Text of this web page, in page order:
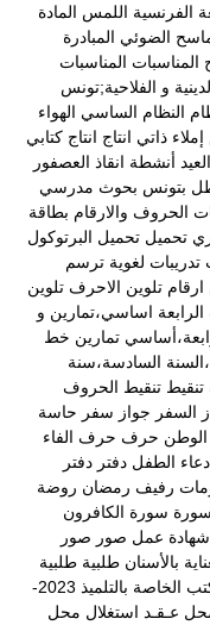
الفرنسية اللمس المادة
الضوئي المبادرة
المناسبات المناسبات
و الفلاحية;تونس
النظام الساسي الهواء
إملاء ذاتي انتاج انتاج كتابي
أنشطة انقاذ العصفور
بتونس بحوث مدرسي
الحروف والارقام بطاقة
تحميل تحميل البرتوكول
تدريبات لغوية ترسم
ارقام تلوين الاحرف تلوين
اساسي،تمارين و
تمارين خط
السادسة،سنة
تنقيط تنقيط الحروف
السفر جواز سفر حاسة
حرف حرف الفاء
دعاء الطفل دفتر دفتر
رفيف رمضان روضة
سورة سورة الكافرون
شهادة عمل صور صور
بالأسنان طلبية طلبية
طلبية الكتب الخاصة بالتلميذ 2023-
عـقـد استغلال محل